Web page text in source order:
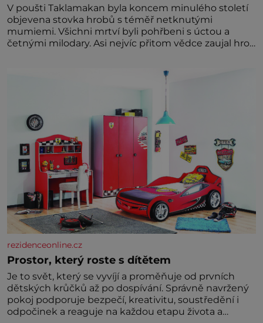
V poušti Taklamakan byla koncem minulého století
objevena stovka hrobů s téměř netknutými
mumiemi. Všichni mrtví byli pohřbeni s úctou a
četnými milodary. Asi nejvíc přitom vědce zaujal hrob
dávných lidí nesmírně dobře zachovalá, přičítají
odborníci zdejším klimatickým podmínkám. Sucho,
rezidenceonline.cz
Prostor, který roste s dítětem
Je to svět, který se vyvíjí a proměňuje od prvních
dětských krůčků až po dospívání. Správně navržený
pokoj podporuje bezpečí, kreativitu, soustředění i
odpočinek a reaguje na každou etapu života a